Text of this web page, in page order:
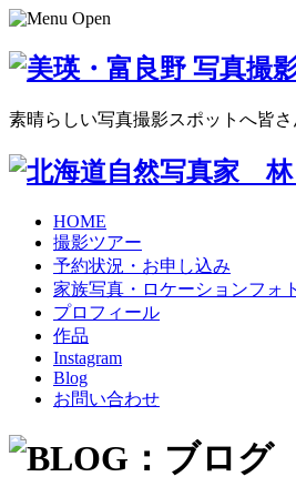
素晴らしい写真撮影スポットへ皆さ
HOME
撮影ツアー
予約状況・お申し込み
家族写真・ロケーションフォト
プロフィール
作品
Instagram
Blog
お問い合わせ